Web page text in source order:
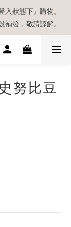
有貨品都需要訂
狀態下』購物。
發，敬請諒解。
後，本店只會以電
所有貨品都需要訂
努比豆